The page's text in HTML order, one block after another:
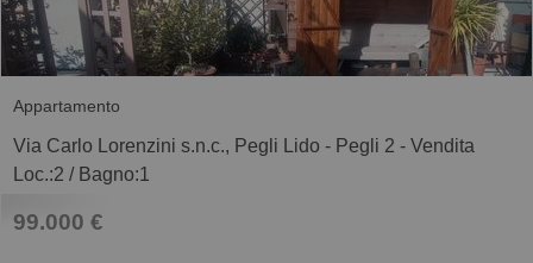
Appartamento
Via Carlo Lorenzini s.n.c., Pegli Lido - Pegli 2 - Vendita
Loc.:2 / Bagno:1
99.000 €